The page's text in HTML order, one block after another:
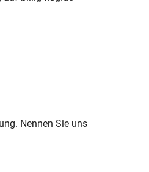
Nennen Sie uns